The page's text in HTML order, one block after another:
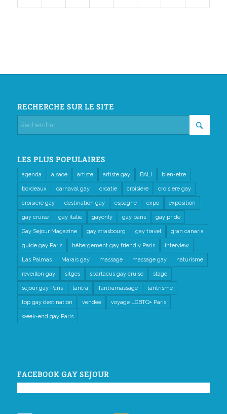
RECHERCHE SUR LE SITE
LES PLUS POPULAIRES
agenda alsace artiste artiste gay BALI bien-etre
bordeaux carnaval gay croatie croisiere croisiere gay
croisière gay destination gay espagne expo exposition
gay cruise gay italie gayonly gay paris gay pride
Gay Sejour Magazine gay strasbourg gay travel gran canaria
guide gay Paris hébergement gay friendly Paris interview
Las Palmas Marais gay massage massage gay naturisme
reveillon gay sitges spartacus gay cruise stage
séjour gay Paris tantra Tantramassage tantrisme
top gay destination vendée voyage LGBTQ+ Paris
week-end gay Paris
FACEBOOK GAY SEJOUR